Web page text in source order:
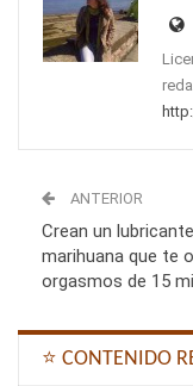
ANTERIOR
Crean un
marihuana que te
orgasmos de 15
⭐ CONTENIDO